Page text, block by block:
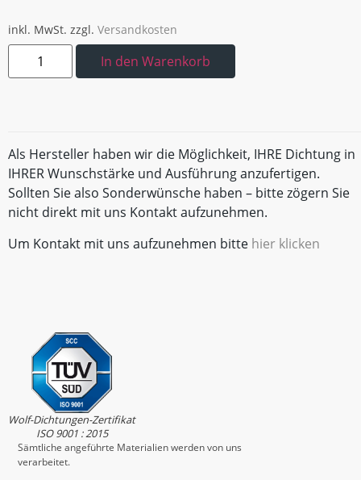
inkl. MwSt. zzgl. Versandkosten
In den Warenkorb
Als Hersteller haben wir die Möglichkeit, IHRE Dichtung in
IHRER Wunschstärke und Ausführung anzufertigen.
Sollten Sie also Sonderwünsche haben – bitte zögern Sie
nicht direkt mit uns Kontakt aufzunehmen.
Um Kontakt mit uns aufzunehmen bitte hier klicken
Wolf-Dichtungen-Zertifikat
ISO 9001 : 2015
Sämtliche angeführte Materialien werden von uns
verarbeitet.